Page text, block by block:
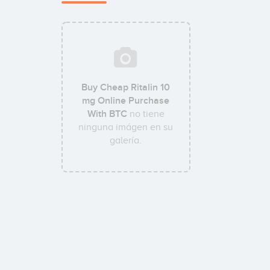
Buy Cheap Ritalin 10
mg Online Purchase
With BTC no tiene
ninguna imágen en su
galería.